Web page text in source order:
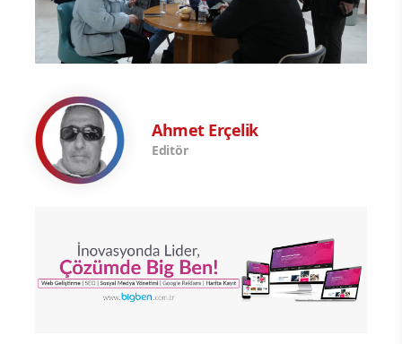
Ahmet Erçelik
Editör